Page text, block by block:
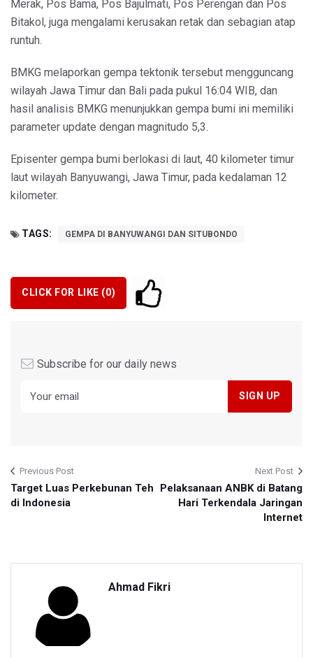
Merak, Pos Bama, Pos Bajulmati, Pos Perengan dan Pos
Bitakol, juga mengalami kerusakan retak dan sebagian atap
runtuh.
BMKG melaporkan gempa tektonik tersebut mengguncang
wilayah Jawa Timur dan Bali pada pukul 16:04 WIB, dan
hasil analisis BMKG menunjukkan gempa bumi ini memiliki
parameter update dengan magnitudo 5,3.
Episenter gempa bumi berlokasi di laut, 40 kilometer timur
laut wilayah Banyuwangi, Jawa Timur, pada kedalaman 12
kilometer.
TAGS: GEMPA DI BANYUWANGI DAN SITUBONDO
CLICK FOR LIKE (0)
Subscribe for our daily news
Previous Post
Target Luas Perkebunan Teh
di Indonesia
Next Post
Pelaksanaan ANBK di Batang
Hari Terkendala Jaringan
Internet
Ahmad Fikri